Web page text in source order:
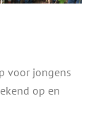
voor jongens
op en